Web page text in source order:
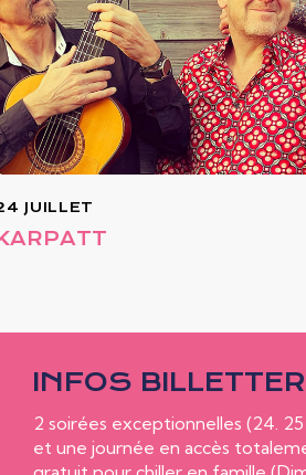
JUILLET
INFOS
2 soirées exceptionnelles (24.
et une journée en accès